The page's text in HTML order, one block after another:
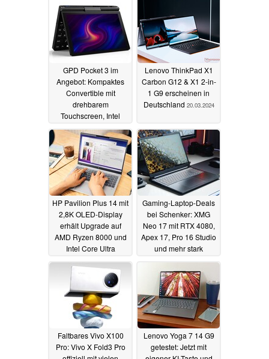
attraktiven Preis (Ad)
10.04.2024
GPD Pocket 3 im
Angebot: Kompaktes
Convertible mit
drehbarem
Touchscreen, Intel
und Windows (Ad)
20.03.2024
Lenovo ThinkPad X1
Carbon G12 & X1 2-in-
1 G9 erscheinen in
Deutschland 20.03.2024
HP Pavilion Plus 14 mit
2,8K OLED-Display
erhält Upgrade auf
AMD Ryzen 8000 und
Intel Core Ultra
19.03.2024
Gaming-Laptop-Deals
bei Schenker: XMG
Neo 17 mit RTX 4080,
Apex 17, Pro 16 Studio
und mehr stark
18.03.2024
Faltbares Vivo X100
Pro: Vivo X Fold3 Pro
Lenovo Yoga 7 14 G9
getestet: Jetzt mit